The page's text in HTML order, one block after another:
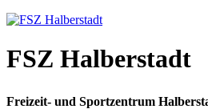
FSZ Halberstadt
Freizeit- und Sportzentrum